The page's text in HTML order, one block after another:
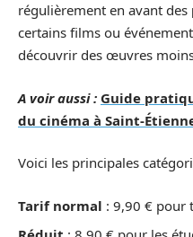
régulièrement en avant des
certains films ou
découvrir des œuvres
A voir aussi : Guide
du cinéma à Saint-
Voici les principales
Tarif normal : 9,90 € pour